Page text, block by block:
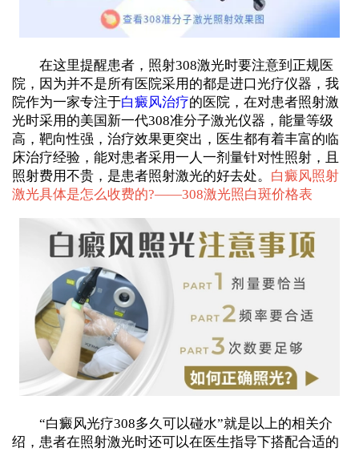
在这里提醒患者，照射308激光时要注意到正规医
院，因为并不是所有医院采用的都是进口光疗仪器，我
院作为一家专注于白癜风治疗的医院，在对患者照射激
光时采用的美国新一代308准分子激光仪器，能量等级
高，靶向性强，治疗效果更突出，医生都有着丰富的临
床治疗经验，能对患者采用一人一剂量针对性照射，且
照射费用不贵，是患者照射激光的好去处。 白癜风照射
激光具体是怎么收费的?——308激光照白斑价格表
“白癜风光疗308多久可以碰水”就是以上的相关介
绍，患者在照射激光时还可以在医生指导下搭配合适的